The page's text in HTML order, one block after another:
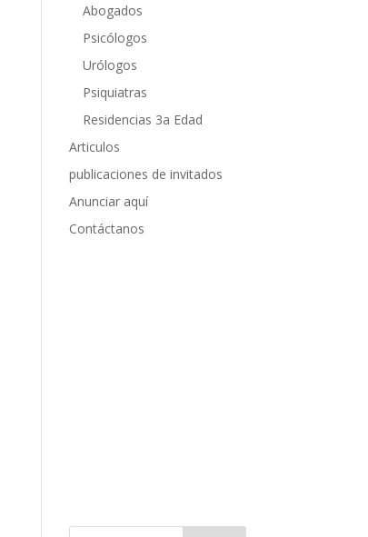
Abogados
Psicólogos
Urólogos
Psiquiatras
Residencias 3a Edad
Articulos
publicaciones de invitados
Anunciar aquí
Contáctanos